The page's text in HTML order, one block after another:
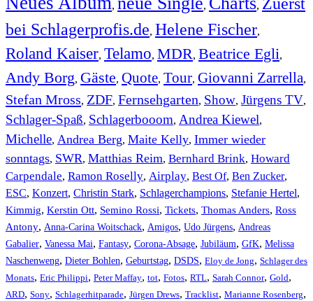
, , ,
bei Schlagerprofis.de, Helene Fischer,
Roland Kaiser, Telamo, MDR, Beatrice Egli,
Andy Borg, Gäste, Quote, Tour, Giovanni Zarrella,
Stefan Mross, ZDF, Fernsehgarten, Show, Jürgens TV,
Schlager-Spaß, Schlagerbooom, Andrea Kiewel,
Michelle, Andrea Berg, Maite Kelly, Immer wieder
sonntags, SWR, Matthias Reim, Bernhard Brink, Howard
Carpendale, Ramon Roselly, Airplay, Best Of, Ben Zucker,
ESC, Konzert, Christin Stark, Schlagerchampions, Stefanie Hertel,
Kimmig, Kerstin Ott, Semino Rossi, Tickets, Thomas Anders, Ross
Antony, Anna-Carina Woitschack, Amigos, Udo Jürgens, Andreas
Gabalier, Vanessa Mai, Fantasy, Corona-Absage, Jubiläum, GfK, Melissa
Naschenweng, Dieter Bohlen, Geburtstag, DSDS, Eloy de Jong, Schlager des
Monats, Eric Philippi, Peter Maffay, tot, Fotos, RTL, Sarah Connor, Gold,
ARD, Sony, Schlagerhitparade, Jürgen Drews, Tracklist, Marianne Rosenberg,